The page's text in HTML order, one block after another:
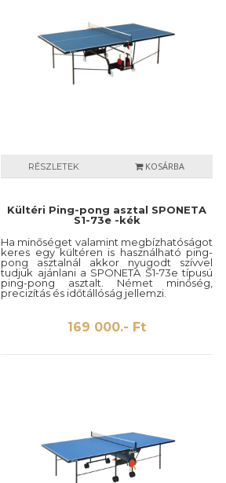
RÉSZLETEK KOSÁRBA
Kültéri Ping-pong asztal SPONETA
S1-73e -kék
Ha minőséget valamint megbízhatóságot
keres egy kültéren is használható ping-
pong asztalnál akkor nyugodt szívvel
tudjuk ajánlani a SPONETA S1-73e típusú
ping-pong asztalt. Német minőség,
precizítás és időtállóság jellemzi.
169 000.- Ft